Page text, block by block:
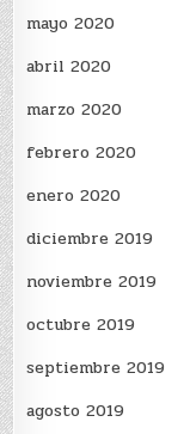
mayo 2020
abril 2020
marzo 2020
febrero 2020
enero 2020
diciembre 2019
noviembre 2019
octubre 2019
septiembre 2019
agosto 2019